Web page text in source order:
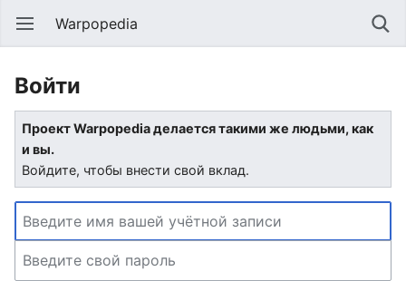
Warpopedia
Войти
Проект Warpopedia делается такими же людьми, как
и вы.
Войдите, чтобы внести свой вклад.